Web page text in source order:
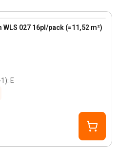
WLS 027 16pl/pack (=11,52 m²)
: E